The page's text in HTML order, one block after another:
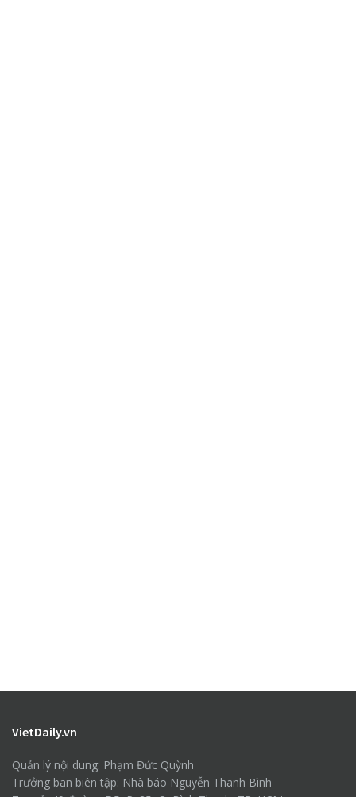
VietDaily.vn
Quản lý nội dung: Phạm Đức Quỳnh
Trưởng ban biên tập: Nhà báo Nguyễn Thanh Bình